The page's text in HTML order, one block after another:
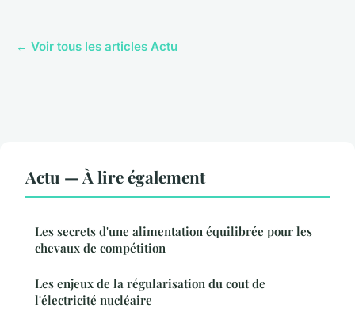
← Voir tous les articles Actu
Actu — À lire également
Les secrets d'une alimentation équilibrée pour les
chevaux de compétition
Les enjeux de la régularisation du cout de
l'électricité nucléaire